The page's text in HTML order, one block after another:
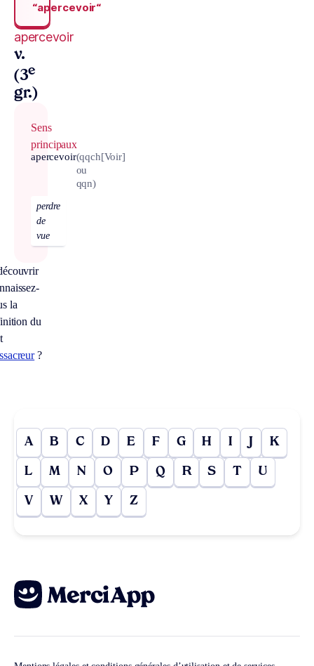
“apercevoir“
apercevoir
v.
(3e
gr.)
Sens
principaux
apercevoir(qqch
ou
qqn)
[Voir]
perdre
de
vue
la
du
?
A B C D E F G H I J K
L M N O P Q R S T U
V W X Y Z